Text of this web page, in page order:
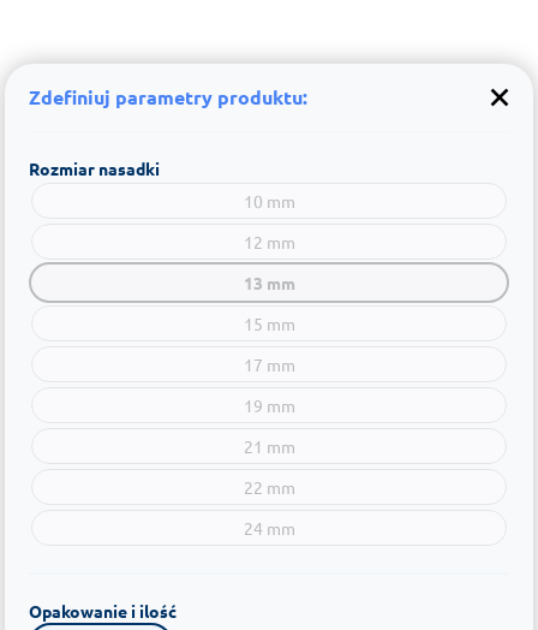
Zdefiniuj parametry produktu:
Rozmiar nasadki
10 mm
12 mm
13 mm
15 mm
17 mm
19 mm
21 mm
22 mm
24 mm
Opakowanie i ilość